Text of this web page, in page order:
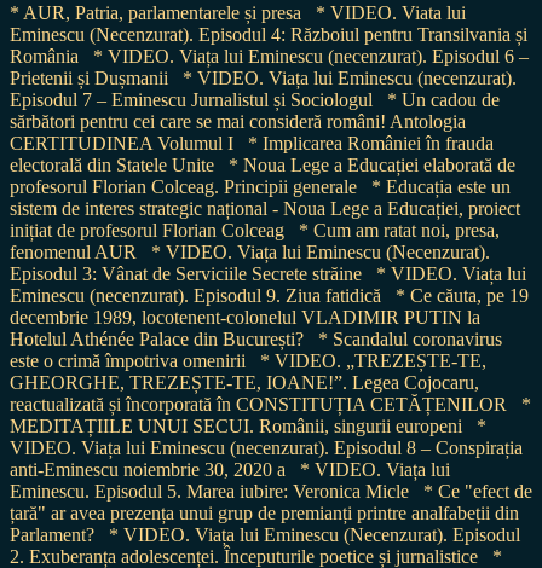
* AUR, Patria, parlamentarele și presa
* VIDEO. Viata lui
Eminescu (Necenzurat). Episodul 4: Războiul pentru Transilvania și
România
* VIDEO. Viața lui Eminescu (necenzurat). Episodul 6 –
Prietenii și Dușmanii
* VIDEO. Viața lui Eminescu (necenzurat).
Episodul 7 – Eminescu Jurnalistul și Sociologul
* Un cadou de
sărbători pentru cei care se mai consideră români! Antologia
CERTITUDINEA Volumul I
* Implicarea României în frauda
electorală din Statele Unite
* Noua Lege a Educației elaborată de
profesorul Florian Colceag. Principii generale
* Educația este un
sistem de interes strategic național - Noua Lege a Educației, proiect
inițiat de profesorul Florian Colceag
* Cum am ratat noi, presa,
fenomenul AUR
* VIDEO. Viața lui Eminescu (Necenzurat).
Episodul 3: Vânat de Serviciile Secrete străine
* VIDEO. Viața lui
Eminescu (necenzurat). Episodul 9. Ziua fatidică
* Ce căuta, pe 19
decembrie 1989, locotenent-colonelul VLADIMIR PUTIN la
Hotelul Athénée Palace din București?
* Scandalul coronavirus
este o crimă împotriva omenirii
* VIDEO. „TREZEȘTE-TE,
GHEORGHE, TREZEȘTE-TE, IOANE!”. Legea Cojocaru,
reactualizată și încorporată în CONSTITUȚIA CETĂȚENILOR
*
MEDITAȚIILE UNUI SECUI. Românii, singurii europeni
*
VIDEO. Viața lui Eminescu (necenzurat). Episodul 8 – Conspirația
anti-Eminescu noiembrie 30, 2020 a
* VIDEO. Viața lui
Eminescu. Episodul 5. Marea iubire: Veronica Micle
* Ce "efect de
țară" ar avea prezența unui grup de premianți printre analfabeții din
Parlament?
* VIDEO. Viața lui Eminescu (Necenzurat). Episodul
2. Exuberanța adolescenței. Începuturile poetice și jurnalistice
*